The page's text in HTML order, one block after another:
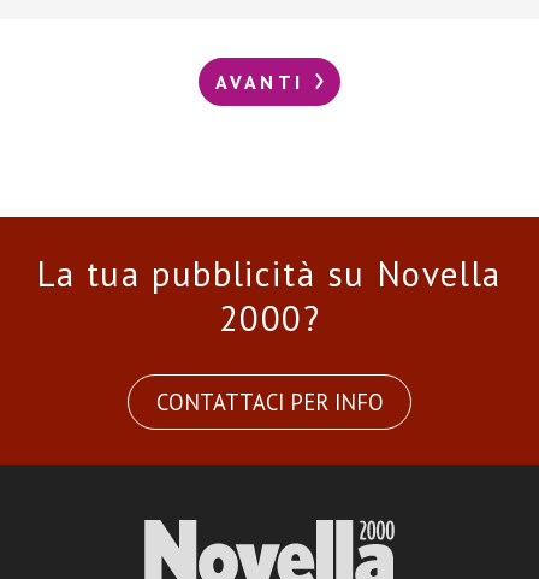
AVANTI
La tua pubblicità su Novella
2000?
CONTATTACI PER INFO